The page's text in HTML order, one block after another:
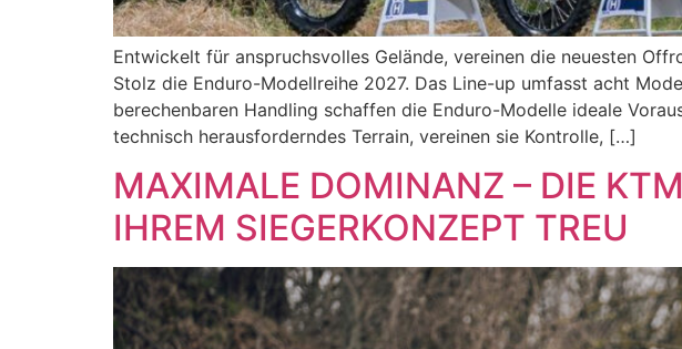
Entwickelt für anspruchsvolles Gelände, vereinen die neuesten
Stolz die Enduro-Modellreihe 2027. Das Line-up umfasst acht
berechenbaren Handling schaffen die Enduro-Modelle ideale
technisch herausforderndes Terrain, vereinen sie Kontrolle, […]
MAXIMALE DOMINANZ – DIE
IHREM SIEGERKONZEPT TREU